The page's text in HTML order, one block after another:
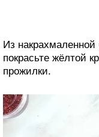
Из
покрасьте жёлтой
прожилки.